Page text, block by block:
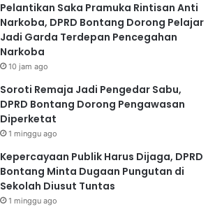
Pelantikan Saka Pramuka Rintisan Anti
Narkoba, DPRD Bontang Dorong Pelajar
Jadi Garda Terdepan Pencegahan
Narkoba
10 jam ago
Soroti Remaja Jadi Pengedar Sabu,
DPRD Bontang Dorong Pengawasan
Diperketat
1 minggu ago
Kepercayaan Publik Harus Dijaga, DPRD
Bontang Minta Dugaan Pungutan di
Sekolah Diusut Tuntas
1 minggu ago